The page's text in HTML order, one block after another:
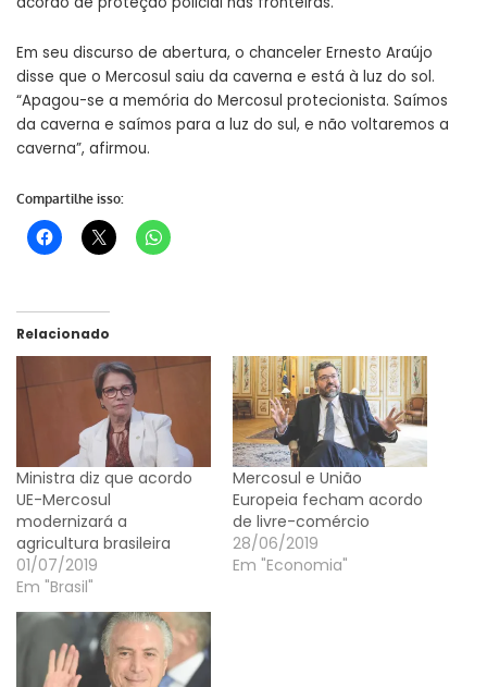
Em seu discurso de abertura, o chanceler Ernesto Araújo
disse que o Mercosul saiu da caverna e está à luz do sol.
“Apagou-se a memória do Mercosul protecionista. Saímos
da caverna e saímos para a luz do sul, e não voltaremos a
caverna”, afirmou.
Compartilhe isso:
Relacionado
Ministra diz que acordo
UE-Mercosul
modernizará a
agricultura brasileira
01/07/2019
Em "Brasil"
Mercosul e União
Europeia fecham acordo
de livre-comércio
28/06/2019
Em "Economia"